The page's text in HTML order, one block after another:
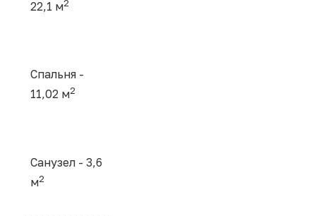
22,1 м2
Спальня -
11,02 м2
Санузел - 3,6
м2